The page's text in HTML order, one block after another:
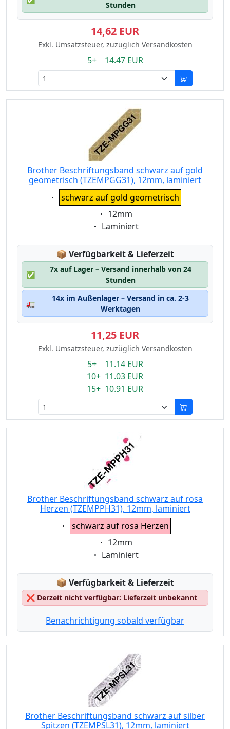
Stunden
14,62 EUR
Exkl. Umsatzsteuer, zuzüglich Versandkosten
5+ 14.47 EUR
Brother Beschriftungsband schwarz auf gold
geometrisch (TZEMPGG31), 12mm, laminiert
Eigenschaft:
schwarz auf gold geometrisch
Eigenschaft:
12mm
Eigenschaft:
Laminiert
📦 Lagerstatus:
Verfügbarkeit & Lieferzeit
✅
7x auf Lager – Versand innerhalb von 24
Stunden
🚛
14x im Außenlager – Versand in ca. 2-3
Werktagen
11,25 EUR
Exkl. Umsatzsteuer, zuzüglich Versandkosten
5+ 11.14 EUR
10+ 11.03 EUR
15+ 10.91 EUR
Brother Beschriftungsband schwarz auf rosa
Herzen (TZEMPPH31), 12mm, laminiert
Eigenschaft:
schwarz auf rosa Herzen
Eigenschaft:
12mm
Eigenschaft:
Laminiert
📦 Lagerstatus:
Verfügbarkeit & Lieferzeit
❌ Derzeit nicht verfügbar: Lieferzeit unbekannt
Benachrichtigung sobald verfügbar
Brother Beschriftungsband schwarz auf silber
Spitzen (TZEMPSL31), 12mm, laminiert